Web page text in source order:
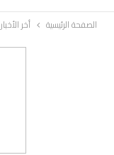
الصفحة الرئيسية أخر الأخبار